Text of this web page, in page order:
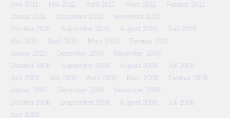
Juni 2011
Mai 2011 April 2011 März 2011
Februar 2011
Januar 2011
Dezember 2010
November 2010
Oktober 2010
September 2010 August 2010
Juni 2010
Mai 2010
April 2010 März 2010
Februar 2010
Januar 2010
Dezember 2009
November 2009
Oktober 2009
September 2009 August 2009
Juli 2009
Juni 2009
Mai 2009 April 2009 März 2009
Februar 2009
Januar 2009
Dezember 2008
November 2008
Oktober 2008
September 2008 August 2008
Juli 2008
Juni 2008